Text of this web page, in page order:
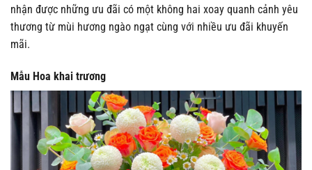
nhận được những ưu đãi có một không hai xoay quanh cảnh yêu
thương từ mùi hương ngào ngạt cùng với nhiều ưu đãi khuyến
mãi.
Mẫu Hoa khai trương